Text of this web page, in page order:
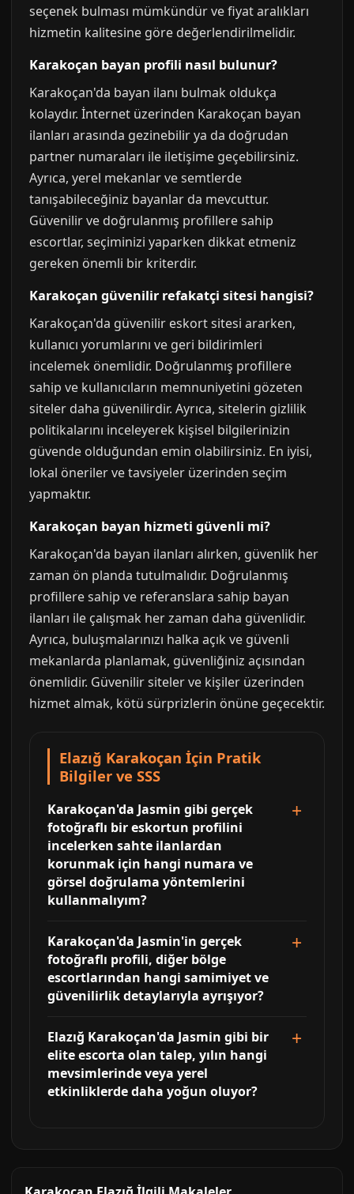
seçenek bulması mümkündür ve fiyat aralıkları
hizmetin kalitesine göre değerlendirilmelidir.
Karakoçan bayan profili nasıl bulunur?
Karakoçan'da bayan ilanı bulmak oldukça
kolaydır. İnternet üzerinden Karakoçan bayan
ilanları arasında gezinebilir ya da doğrudan
partner numaraları ile iletişime geçebilirsiniz.
Ayrıca, yerel mekanlar ve semtlerde
tanışabileceğiniz bayanlar da mevcuttur.
Güvenilir ve doğrulanmış profillere sahip
escortlar, seçiminizi yaparken dikkat etmeniz
gereken önemli bir kriterdir.
Karakoçan güvenilir refakatçi sitesi hangisi?
Karakoçan'da güvenilir eskort sitesi ararken,
kullanıcı yorumlarını ve geri bildirimleri
incelemek önemlidir. Doğrulanmış profillere
sahip ve kullanıcıların memnuniyetini gözeten
siteler daha güvenilirdir. Ayrıca, sitelerin gizlilik
politikalarını inceleyerek kişisel bilgilerinizin
güvende olduğundan emin olabilirsiniz. En iyisi,
lokal öneriler ve tavsiyeler üzerinden seçim
yapmaktır.
Karakoçan bayan hizmeti güvenli mi?
Karakoçan'da bayan ilanları alırken, güvenlik her
zaman ön planda tutulmalıdır. Doğrulanmış
profillere sahip ve referanslara sahip bayan
ilanları ile çalışmak her zaman daha güvenlidir.
Ayrıca, buluşmalarınızı halka açık ve güvenli
mekanlarda planlamak, güvenliğiniz açısından
önemlidir. Güvenilir siteler ve kişiler üzerinden
hizmet almak, kötü sürprizlerin önüne geçecektir.
Elazığ Karakoçan İçin Pratik
Bilgiler ve SSS
Karakoçan'da Jasmin gibi gerçek
fotoğraflı bir eskortun profilini
incelerken sahte ilanlardan
korunmak için hangi numara ve
görsel doğrulama yöntemlerini
kullanmalıyım?
Karakoçan'da Jasmin'in gerçek
fotoğraflı profili, diğer bölge
escortlarından hangi samimiyet ve
güvenilirlik detaylarıyla ayrışıyor?
Elazığ Karakoçan'da Jasmin gibi bir
elite escorta olan talep, yılın hangi
mevsimlerinde veya yerel
etkinliklerde daha yoğun oluyor?